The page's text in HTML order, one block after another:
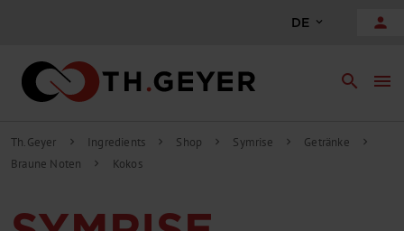
DE person
search menu
Th.Geyer chevron_right Ingredients chevron_right Shop chevron_right Symrise chevron_right Getränke chevron_right
Braune Noten chevron_right Kokos